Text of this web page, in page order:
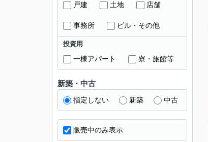
戸建 土地 店舗
事務所 ビル・その他
投資用
一棟アパート 寮・旅館等
新築・中古
指定しない 新築 中古
販売中のみ表示